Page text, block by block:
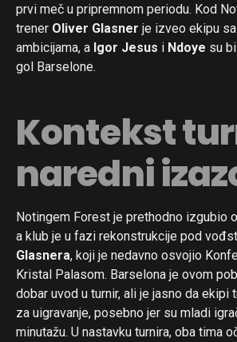
prvi meč u pripremnom periodu. Kod
trener Oliver Glasner je izveo ekipu
ambicijama, a Igor Jesus i Ndoye su
gol Barselone.
Kontekst
naredni
Notingem Forest je prethodno izgubio
a klub je u fazi rekonstrukcije pod
Glasnera, koji je nedavno osvojio
Kristal Palasom. Barselona je ovom
dobar uvod u turnir, ali je jasno da ekipi
za uigravanje, posebno jer su mladi
minutažu. U nastavku turnira, oba tima